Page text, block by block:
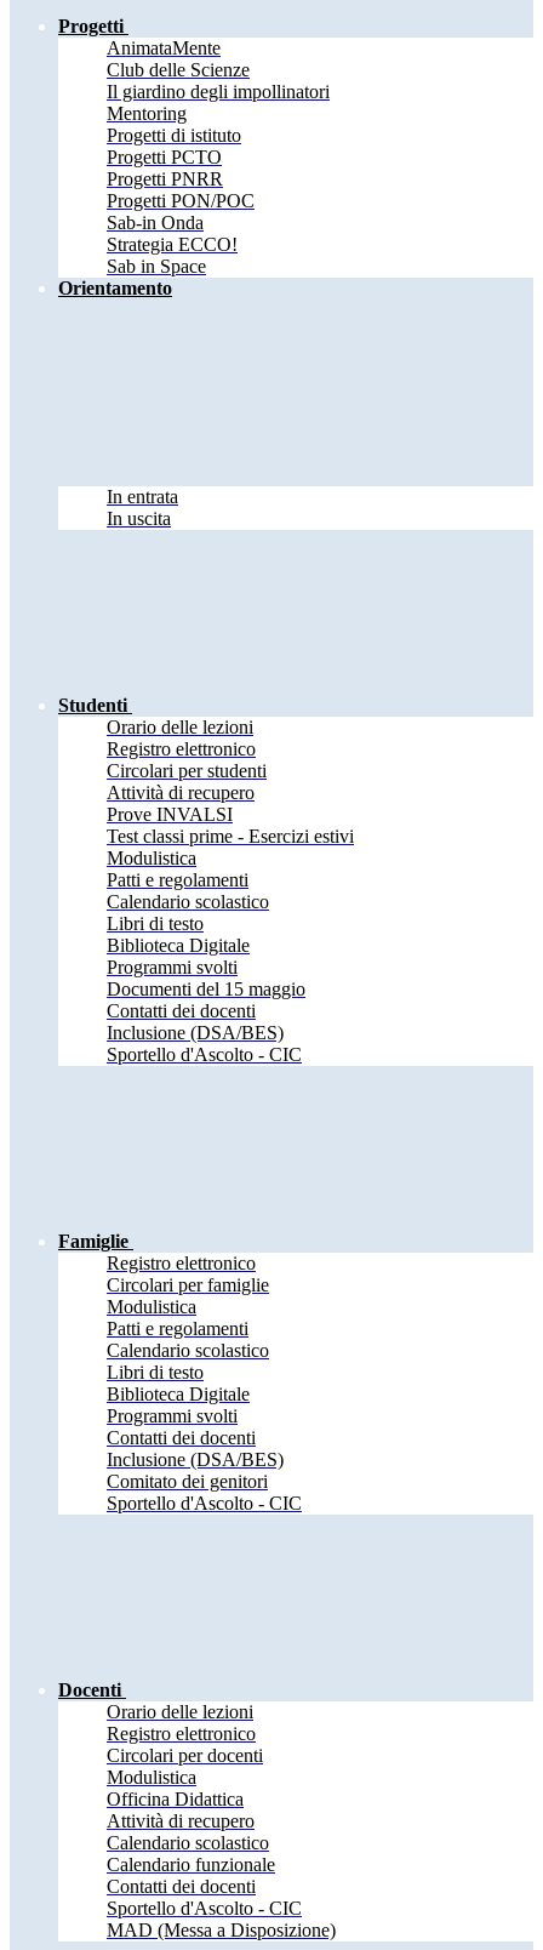
Progetti
AnimataMente
Club delle Scienze
Il giardino degli impollinatori
Mentoring
Progetti di istituto
Progetti PCTO
Progetti PNRR
Progetti PON/POC
Sab-in Onda
Strategia ECCO!
Sab in Space
Orientamento
In entrata
In uscita
Studenti
Orario delle lezioni
Registro elettronico
Circolari per studenti
Attività di recupero
Prove INVALSI
Test classi prime - Esercizi estivi
Modulistica
Patti e regolamenti
Calendario scolastico
Libri di testo
Biblioteca Digitale
Programmi svolti
Documenti del 15 maggio
Contatti dei docenti
Inclusione (DSA/BES)
Sportello d'Ascolto - CIC
Famiglie
Registro elettronico
Circolari per famiglie
Modulistica
Patti e regolamenti
Calendario scolastico
Libri di testo
Biblioteca Digitale
Programmi svolti
Contatti dei docenti
Inclusione (DSA/BES)
Comitato dei genitori
Sportello d'Ascolto - CIC
Docenti
Orario delle lezioni
Registro elettronico
Circolari per docenti
Modulistica
Officina Didattica
Attività di recupero
Calendario scolastico
Calendario funzionale
Contatti dei docenti
Sportello d'Ascolto - CIC
MAD (Messa a Disposizione)